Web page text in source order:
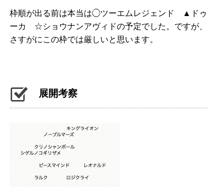
枠順が出る前は本当は◯ツーエムレジェンド ▲ドゥ
ーカ ☆ショウナンアヴィドの予定でした。ですが、
さすがにこの枠では厳しいと思います。
展開考察